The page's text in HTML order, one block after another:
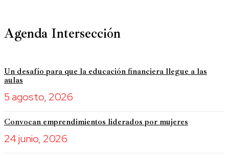
Agenda Intersección
Un desafío para que la educación financiera llegue a las
aulas
5 agosto, 2026
Convocan emprendimientos liderados por mujeres
24 junio, 2026